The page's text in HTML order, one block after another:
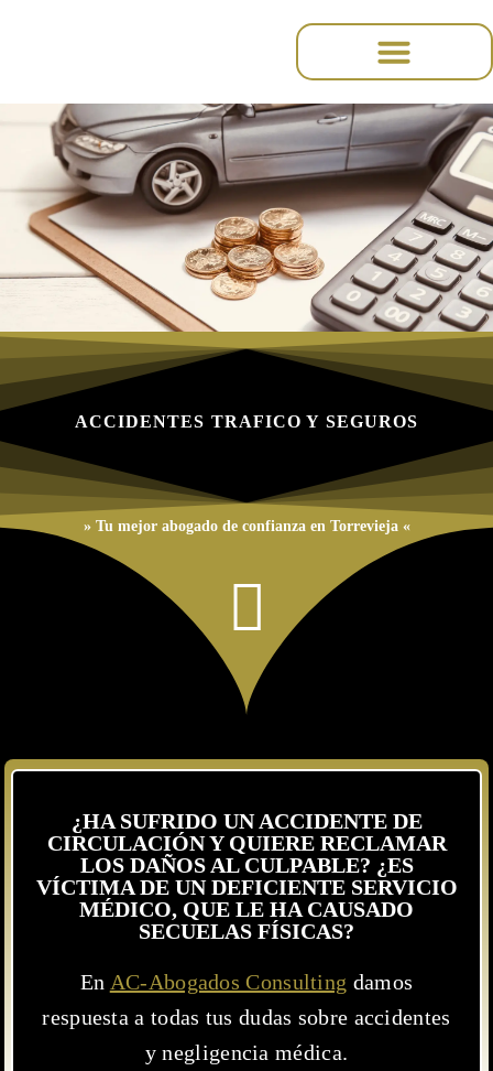
ACCIDENTES TRAFICO Y SEGUROS
» Tu mejor abogado de confianza en Torrevieja «
¿HA SUFRIDO UN ACCIDENTE DE
CIRCULACIÓN Y QUIERE RECLAMAR
LOS DAÑOS AL CULPABLE? ¿ES
VÍCTIMA DE UN DEFICIENTE SERVICIO
MÉDICO, QUE LE HA CAUSADO
SECUELAS FÍSICAS?
En AC-Abogados Consulting damos
respuesta a todas tus dudas sobre accidentes
y negligencia médica.